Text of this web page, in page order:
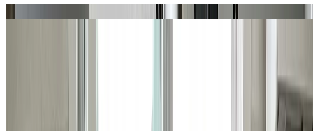
서초, 강남, 송파구 (잠실, 삼전, 석촌, 문정,
서비스 제공 지역